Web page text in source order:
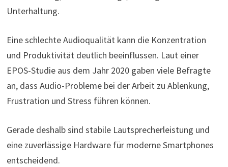
Unterhaltung.
Eine schlechte Audioqualität kann die Konzentration
und Produktivität deutlich beeinflussen. Laut einer
EPOS-Studie aus dem Jahr 2020 gaben viele Befragte
an, dass Audio-Probleme bei der Arbeit zu Ablenkung,
Frustration und Stress führen können.
Gerade deshalb sind stabile Lautsprecherleistung und
eine zuverlässige Hardware für moderne Smartphones
entscheidend.